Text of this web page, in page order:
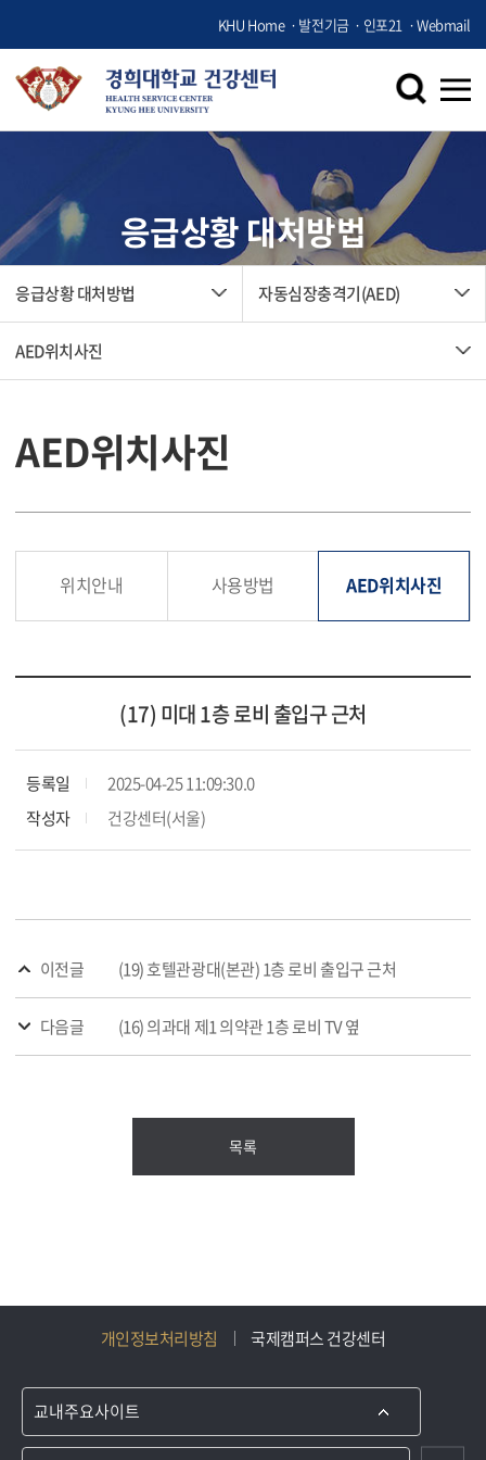
KHU Home 발전기금 인포21 Webmail
응급상황 대처방법
응급상황 대처방법 자동심장충격기(AED)
AED위치사진
AED위치사진
위치안내 사용방법 AED위치사진
(17) 미대 1층 로비 출입구 근처
등록일
2025-04-25 11:09:30.0
작성자
건강센터(서울)
이전글 (19) 호텔관광대(본관) 1층 로비 출입구 근처
다음글 (16) 의과대 제1 의약관 1층 로비 TV 옆
목록
개인정보처리방침 국제캠퍼스 건강센터